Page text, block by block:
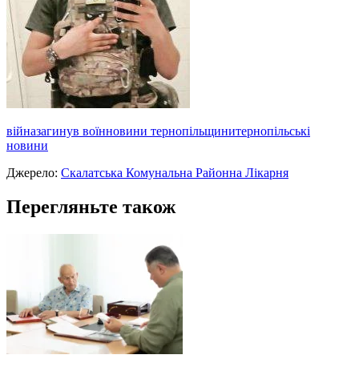
війназагинув воїнновини тернопільщинитернопільські
новини
Джерело: Скалатська Комунальна Районна Лікарня
Перегляньте також